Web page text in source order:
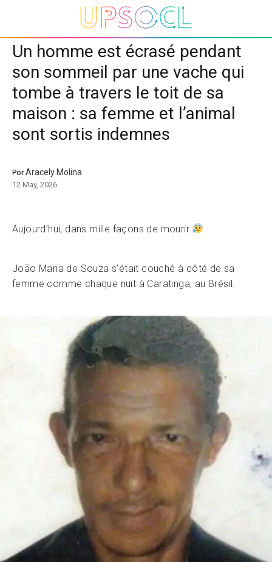
Un homme est écrasé pendant
son sommeil par une vache qui
tombe à travers le toit de sa
maison : sa femme et l’animal
sont sortis indemnes
PorAracely Molina
12 May, 2026
Aujourd’hui, dans mille façons de mourir
João Maria de Souza s’était couché à côté de sa
femme comme chaque nuit à Caratinga, au Brésil.